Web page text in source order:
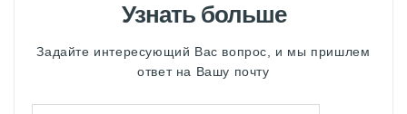
Узнать больше
Задайте интересующий Вас вопрос, и мы пришлем
ответ на Вашу почту